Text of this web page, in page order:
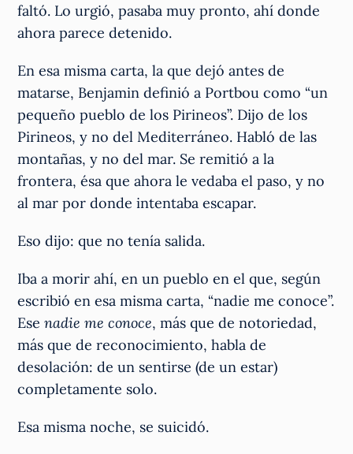
faltó. Lo urgió, pasaba muy pronto, ahí donde
ahora parece detenido.
En esa misma carta, la que dejó antes de
matarse, Benjamin definió a Portbou como “un
pequeño pueblo de los Pirineos”. Dijo de los
Pirineos, y no del Mediterráneo. Habló de las
montañas, y no del mar. Se remitió a la
frontera, ésa que ahora le vedaba el paso, y no
al mar por donde intentaba escapar.
Eso dijo: que no tenía salida.
Iba a morir ahí, en un pueblo en el que, según
escribió en esa misma carta, “nadie me conoce”.
Esenadie me conoce, más que de notoriedad,
más que de reconocimiento, habla de
desolación: de un sentirse (de un estar)
completamente solo.
Esa misma noche, se suicidó.